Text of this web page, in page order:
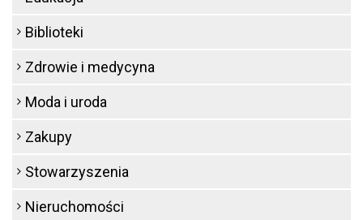
Biblioteki
Zdrowie i medycyna
Moda i uroda
Zakupy
Stowarzyszenia
Nieruchomości